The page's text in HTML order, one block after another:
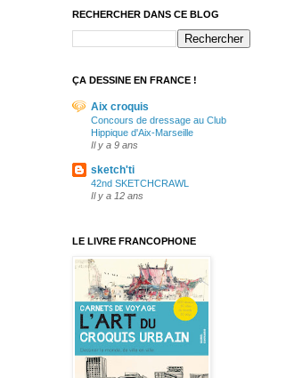
RECHERCHER DANS CE BLOG
ÇA DESSINE EN FRANCE !
Aix croquis
Concours de dressage au Club
Hippique d'Aix-Marseille
Il y a 9 ans
sketch'ti
42nd SKETCHCRAWL
Il y a 12 ans
LE LIVRE FRANCOPHONE